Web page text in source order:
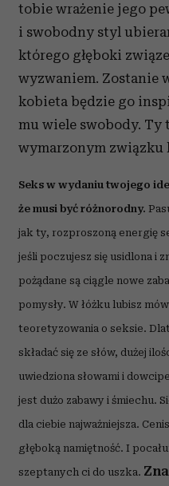
tobie wrażenie jego
i swobodny styl
którego głęboki
wyzwaniem. Zostanie
kobieta będzie go
mu wiele swobody. Ty
wymarzonym związku
Seks w wydaniu twojego
że musi być różnorodny.
jak ty, rozproszoną energię
jeśli poczujesz się usidlona i
pożądane są ciągle nowe
pomysły. W łóżku lubisz
teoretyzowania o seksie.
składać się ze słów, dużej
uwiedziona słowami i
jest dużo zabawy i śmiechu.
dla ciebie najważniejsza.
głęboką namiętność. I
szeptanych ci do uszka.